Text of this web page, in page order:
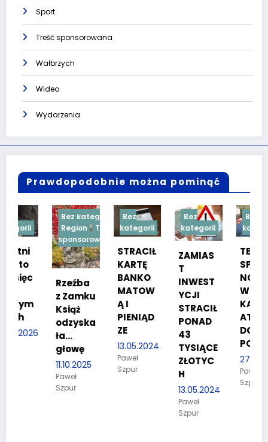
Sport
Treść sponsorowana
Wałbrzych
Wideo
Wydarzenia
Prawdopodobnie można pominąć
Bez kategorii
Region
Treść
sponsorowana
Rzeźba
z Zamku
Książ
odzyska
ła…
11.10.2025
Bez
kategorii
STRACIŁ
KARTĘ
BANKO
MATOW
PIENIĄD
13.05.2024
Szpur
Bez
kategorii
ZAMIAS
T
INWEST
YCJI
STRACIŁ
PONAD
TYSIĄCE
ZŁOTYC
13.05.2024
Bez
kategorii
TESTY
SPRAW
NOŚCIO
WE DLA
KANDYD
ATÓW
POLICJI
27.03.2024